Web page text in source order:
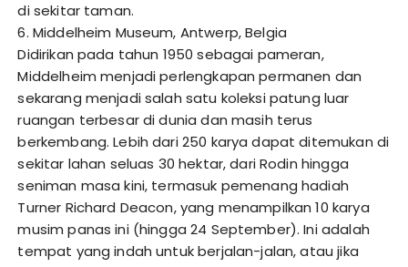
di sekitar taman.
6. Middelheim Museum, Antwerp, Belgia
Didirikan pada tahun 1950 sebagai pameran,
Middelheim menjadi perlengkapan permanen dan
sekarang menjadi salah satu koleksi patung luar
ruangan terbesar di dunia dan masih terus
berkembang. Lebih dari 250 karya dapat ditemukan di
sekitar lahan seluas 30 hektar, dari Rodin hingga
seniman masa kini, termasuk pemenang hadiah
Turner Richard Deacon, yang menampilkan 10 karya
musim panas ini (hingga 24 September). Ini adalah
tempat yang indah untuk berjalan-jalan, atau jika